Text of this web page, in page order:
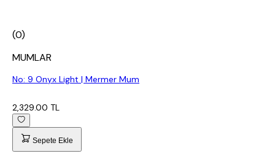
(0)
MUMLAR
No: 9 Onyx Light | Mermer Mum
2,329.00 TL
Sepete Ekle